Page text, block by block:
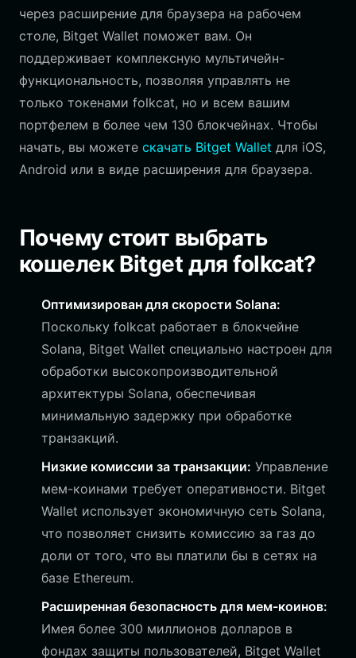
через расширение для браузера на рабочем
столе, Bitget Wallet поможет вам. Он
поддерживает комплексную мультичейн-
функциональность, позволяя управлять не
только токенами folkcat, но и всем вашим
портфелем в более чем 130 блокчейнах. Чтобы
начать, вы можете скачать Bitget Wallet для iOS,
Android или в виде расширения для браузера.
Почему стоит выбрать
кошелек Bitget для folkcat?
Оптимизирован для скорости Solana:
Поскольку folkcat работает в блокчейне
Solana, Bitget Wallet специально настроен для
обработки высокопроизводительной
архитектуры Solana, обеспечивая
минимальную задержку при обработке
транзакций.
Низкие комиссии за транзакции: Управление
мем-коинами требует оперативности. Bitget
Wallet использует экономичную сеть Solana,
что позволяет снизить комиссию за газ до
доли от того, что вы платили бы в сетях на
базе Ethereum.
Расширенная безопасность для мем-коинов:
Имея более 300 миллионов долларов в
фондах защиты пользователей, Bitget Wallet